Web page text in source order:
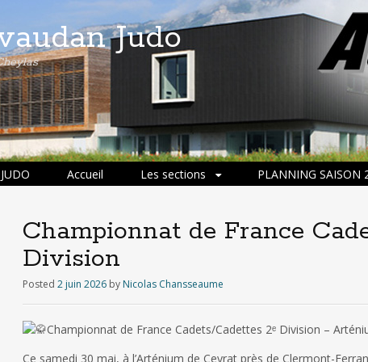
Judo
Accueil Les sections PLANNING SAISON
Championnat de France
Division
Posted 2 juin 2026 by Nicolas Chansseaume
Championnat de France Cadets/Cadettes 2ᵉ Division –
Ce samedi 30 mai, à l’Arténium de Ceyrat près de Clermont-